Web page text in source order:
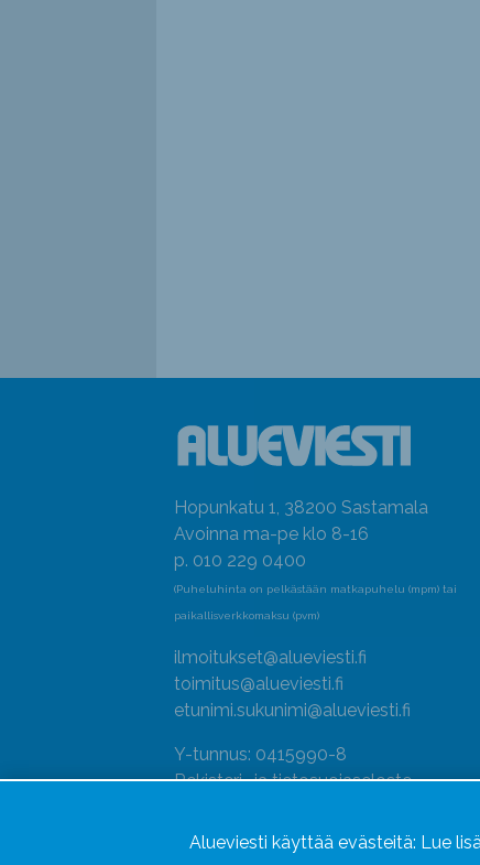
Hopunkatu 1, 38200 Sastamala
Avoinna ma-pe klo 8-16
p. 010 229 0400
(Puheluhinta on pelkästään matkapuhelu (mpm) tai
paikallisverkkomaksu (pvm)
ilmoitukset@alueviesti.fi
toimitus@alueviesti.fi
etunimi.sukunimi@alueviesti.fi
Y-tunnus: 0415990-8
Rekisteri- ja tietosuojaseloste
Seuraa meitä
Alueviesti käyttää evästeitä: Lue